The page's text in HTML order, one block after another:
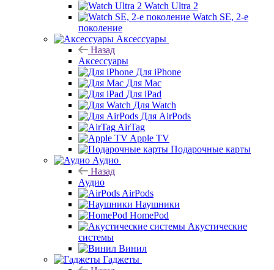
Watch Ultra 2
Watch SE, 2-е
поколение
Аксессуары
Назад
Аксессуары
Для iPhone
Для Mac
Для iPad
Для Watch
Для AirPods
AirTag
Apple TV
Подарочные карты
Аудио
Назад
Аудио
AirPods
Наушники
HomePod
Акустические
системы
Винил
Гаджеты